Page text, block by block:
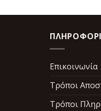
Επικοινωνία
Τρόποι
Τρόποι